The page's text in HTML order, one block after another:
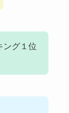
ング１位